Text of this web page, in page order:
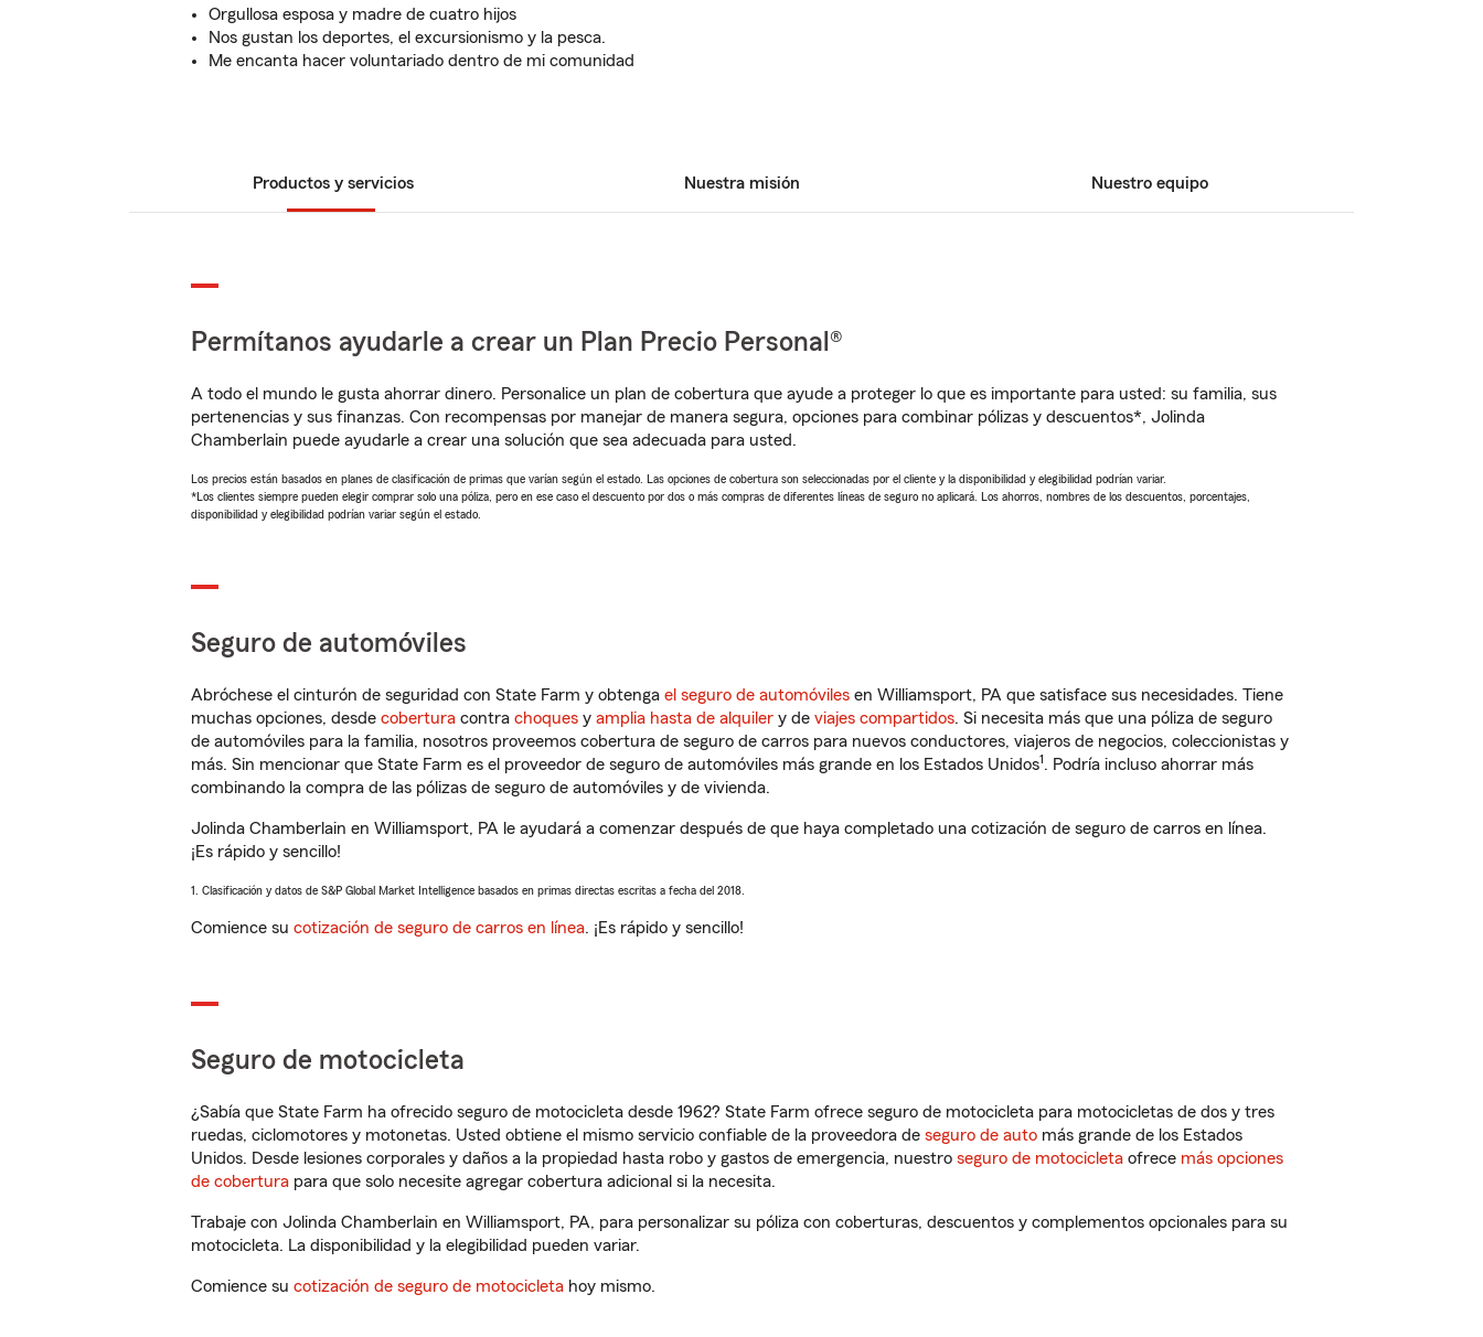
Orgullosa esposa y madre de cuatro hijos
Nos gustan los deportes, el excursionismo y la pesca.
Me encanta hacer voluntariado dentro de mi comunidad
Productos y servicios Nuestra misión Nuestro equipo
Permítanos ayudarle a crear un Plan Precio Personal®
A todo el mundo le gusta ahorrar dinero. Personalice un plan de cobertura que ayude a proteger lo que es importante para usted: su familia, sus
pertenencias y sus finanzas. Con recompensas por manejar de manera segura, opciones para combinar pólizas y descuentos*, Jolinda
Chamberlain puede ayudarle a crear una solución que sea adecuada para usted.
Los precios están basados en planes de clasificación de primas que varían según el estado. Las opciones de cobertura son seleccionadas por el cliente y la disponibilidad y elegibilidad podrían variar.
*Los clientes siempre pueden elegir comprar solo una póliza, pero en ese caso el descuento por dos o más compras de diferentes líneas de seguro no aplicará. Los ahorros, nombres de los descuentos, porcentajes,
disponibilidad y elegibilidad podrían variar según el estado.
Seguro de automóviles
Abróchese el cinturón de seguridad con State Farm y obtenga el seguro de automóviles en Williamsport, PA que satisface sus necesidades. Tiene
muchas opciones, desde cobertura contra choques y amplia hasta de alquiler y de viajes compartidos. Si necesita más que una póliza de seguro
de automóviles para la familia, nosotros proveemos cobertura de seguro de carros para nuevos conductores, viajeros de negocios, coleccionistas y
más. Sin mencionar que State Farm es el proveedor de seguro de automóviles más grande en los Estados Unidos1. Podría incluso ahorrar más
combinando la compra de las pólizas de seguro de automóviles y de vivienda.
Jolinda Chamberlain en Williamsport, PA le ayudará a comenzar después de que haya completado una cotización de seguro de carros en línea.
¡Es rápido y sencillo!
1. Clasificación y datos de S&P Global Market Intelligence basados en primas directas escritas a fecha del 2018.
Comience su cotización de seguro de carros en línea. ¡Es rápido y sencillo!
Seguro de motocicleta
¿Sabía que State Farm ha ofrecido seguro de motocicleta desde 1962? State Farm ofrece seguro de motocicleta para motocicletas de dos y tres
ruedas, ciclomotores y motonetas. Usted obtiene el mismo servicio confiable de la proveedora de seguro de auto más grande de los Estados
Unidos. Desde lesiones corporales y daños a la propiedad hasta robo y gastos de emergencia, nuestro seguro de motocicleta ofrece más opciones
de cobertura para que solo necesite agregar cobertura adicional si la necesita.
Trabaje con Jolinda Chamberlain en Williamsport, PA, para personalizar su póliza con coberturas, descuentos y complementos opcionales para su
motocicleta. La disponibilidad y la elegibilidad pueden variar.
Comience su cotización de seguro de motocicleta hoy mismo.